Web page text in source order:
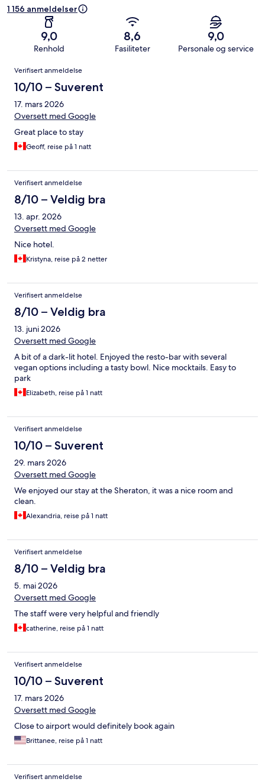
1 156 anmeldelser
9,0
Renhold
8,6
Fasiliteter
9,0
Personale og service
Anmeldelser
Verifisert anmeldelse
10/10 – Suverent
17. mars 2026
Oversett med Google
Great place to stay
Geoff, reise på 1 natt
Verifisert anmeldelse
8/10 – Veldig bra
13. apr. 2026
Oversett med Google
Nice hotel.
Kristyna, reise på 2 netter
Verifisert anmeldelse
8/10 – Veldig bra
13. juni 2026
Oversett med Google
A bit of a dark-lit hotel. Enjoyed the resto-bar with several
vegan options including a tasty bowl. Nice mocktails. Easy to
park
Elizabeth, reise på 1 natt
Verifisert anmeldelse
10/10 – Suverent
29. mars 2026
Oversett med Google
We enjoyed our stay at the Sheraton, it was a nice room and
clean.
Alexandria, reise på 1 natt
Verifisert anmeldelse
8/10 – Veldig bra
5. mai 2026
Oversett med Google
The staff were very helpful and friendly
catherine, reise på 1 natt
Verifisert anmeldelse
10/10 – Suverent
17. mars 2026
Oversett med Google
Close to airport would definitely book again
Brittanee, reise på 1 natt
Verifisert anmeldelse